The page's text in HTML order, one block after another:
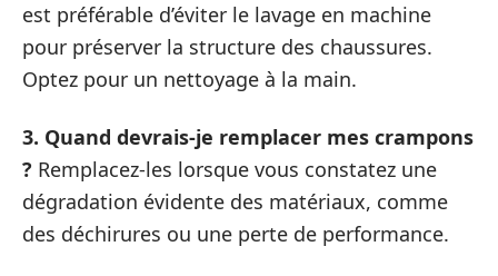
est préférable d’éviter le lavage en machine
pour préserver la structure des chaussures.
Optez pour un nettoyage à la main.
3. Quand devrais-je remplacer mes crampons
? Remplacez-les lorsque vous constatez une
dégradation évidente des matériaux, comme
des déchirures ou une perte de performance.